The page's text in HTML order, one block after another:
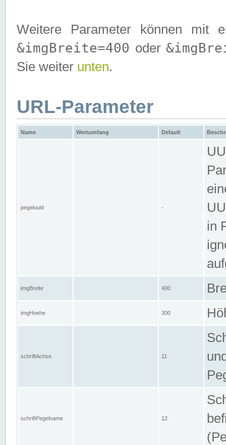
Weitere Parameter können mit
&imgBreite=400 oder
Sie weiter unten.
URL-Parameter
Name Wertumfang Default
pegeluuid -
in
imgBreite 400
imgHoehe 300
schriftAchse 11
schriftPegelname 12